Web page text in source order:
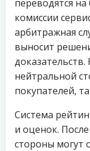
переводятся
комиссии
арбитражная
выносит
нейтральной
покупателей,
Система
и оценок.
стороны могут